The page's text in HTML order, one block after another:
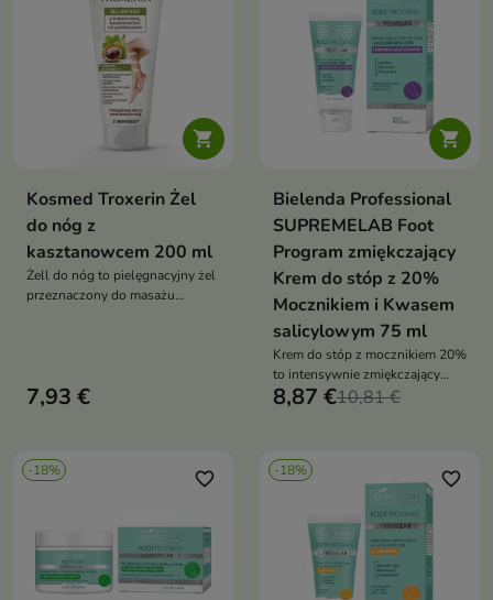

Kosmed Troxerin Żel
do nóg z
kasztanowcem 200 ml
Żell do nóg to pielęgnacyjny żel
przeznaczony do masażu
7,93 €

Bielenda Professional
SUPREMELAB Foot
Program zmiękczający
Krem do stóp z 20%
Mocznikiem i Kwasem
salicylowym 75 ml
Krem do stóp z mocznikiem 20%
to intensywnie zmiękczający
krem, który wygładza, nawilża i
8,87 €10,81 €
-18% favorite_border -18% favorite_border